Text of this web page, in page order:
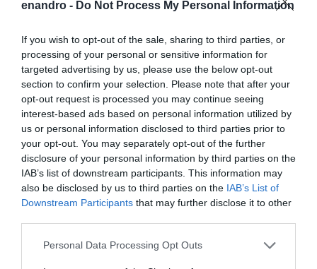
enandro - Do Not Process My Personal Information
If you wish to opt-out of the sale, sharing to third parties, or
processing of your personal or sensitive information for
targeted advertising by us, please use the below opt-out
section to confirm your selection. Please note that after your
opt-out request is processed you may continue seeing
interest-based ads based on personal information utilized by
us or personal information disclosed to third parties prior to
your opt-out. You may separately opt-out of the further
disclosure of your personal information by third parties on the
IAB’s list of downstream participants. This information may
also be disclosed by us to third parties on the IAB’s List of
Downstream Participants that may further disclose it to other
Please note that this website/app uses one or more Google
Personal Data Processing Opt Outs
Προτεινόμενα άρθρα